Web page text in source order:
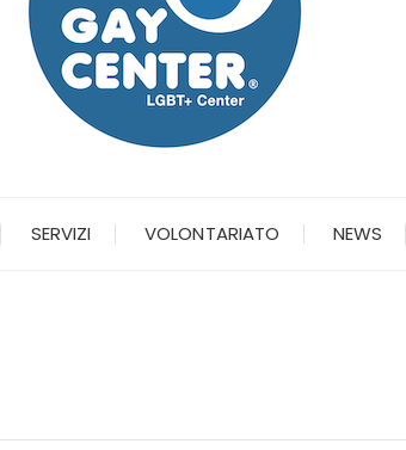
SERVIZI VOLONTARIATO NEWS